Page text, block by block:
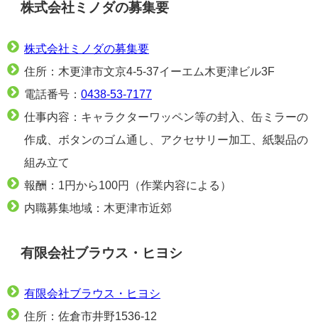
株式会社ミノダの募集要
株式会社ミノダの募集要
住所：木更津市文京4-5-37イーエム木更津ビル3F
電話番号： 0438-53-7177
仕事内容：キャラクターワッペン等の封入、缶ミラーの
作成、ボタンのゴム通し、アクセサリー加工、紙製品の
組み立て
報酬：1円から100円（作業内容による）
内職募集地域：木更津市近郊
有限会社ブラウス・ヒヨシ
有限会社ブラウス・ヒヨシ
住所：佐倉市井野1536-12